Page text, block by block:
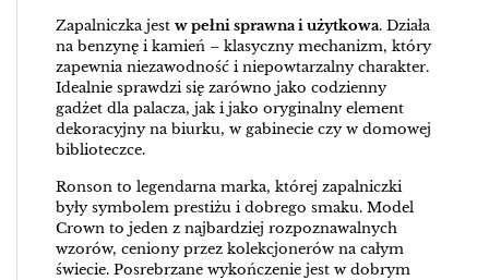
Zapalniczka jest w pełni sprawna i użytkowa. Działa
na benzynę i kamień – klasyczny mechanizm, który
zapewnia niezawodność i niepowtarzalny charakter.
Idealnie sprawdzi się zarówno jako codzienny
gadżet dla palacza, jak i jako oryginalny element
dekoracyjny na biurku, w gabinecie czy w domowej
biblioteczce.
Ronson to legendarna marka, której zapalniczki
były symbolem prestiżu i dobrego smaku. Model
Crown to jeden z najbardziej rozpoznawalnych
wzorów, ceniony przez kolekcjonerów na całym
świecie. Posrebrzane wykończenie jest w dobrym